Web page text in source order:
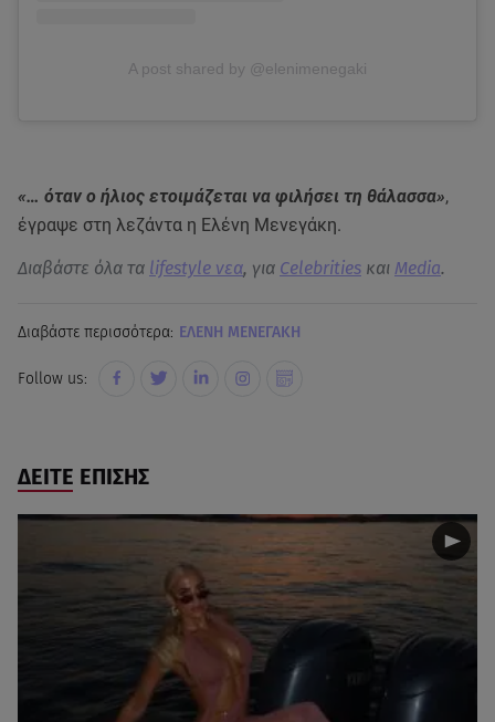
A post shared by @elenimenegaki
«… όταν ο ήλιος ετοιμάζεται να φιλήσει τη θάλασσα»,
έγραψε στη λεζάντα η Ελένη Μενεγάκη.
Διαβάστε όλα τα lifestyle νεα, για Celebrities και Media.
Διαβάστε περισσότερα: ΕΛΕΝΗ ΜΕΝΕΓΑΚΗ
Follow us:
ΔΕΙΤΕ ΕΠΙΣΗΣ